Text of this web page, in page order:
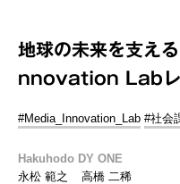
地球の未来を支え
nnovation Labレ
#Media_Innovation_Lab #社会
Hakuhodo DY ONE
永松 範之
高橋 二稀